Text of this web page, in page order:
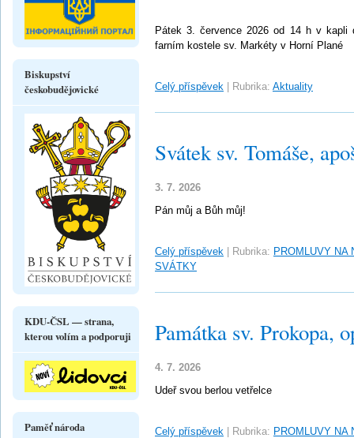
Pátek 3. července 2026 od 14 h v
farním kostele sv. Markéty v Horní Plané
Celý příspěvek Rubrika: Aktuality
Svátek sv. Tomáše,
3. 7. 2026
Pán můj a Bůh můj!
Celý příspěvek Rubrika: PROMLUVY NA
SVÁTKY
Památka sv. Prokopa,
4. 7. 2026
Udeř svou berlou vetřelce
Celý příspěvek Rubrika: PROMLUVY NA
Biskupství
českobudějovické
KDU-ČSL — strana,
kterou volím a podporuji
Paměť národa